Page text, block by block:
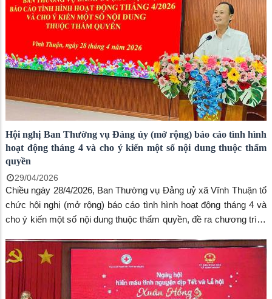
Hội nghị Ban Thường vụ Đảng ủy (mở rộng) báo cáo tình hình
hoạt động tháng 4 và cho ý kiến một số nội dung thuộc thẩm
quyền
29/04/2026
Chiều ngày 28/4/2026, Ban Thường vụ Đảng uỷ xã Vĩnh Thuận tổ
chức hội nghị (mở rộng) báo cáo tình hình hoạt động tháng 4 và
cho ý kiến một số nội dung thuộc thẩm quyền, đề ra chương trình
viên Ủy Ban kiểm tra Tỉnh ủy An Giang; đồng chí Lê Văn Đủ, Bí
thư Đảng ủy xã; đồng chí Võ Văn Kiệu, Phó Bí thư Thường trực
Đảng ủy, Chủ tịch HĐND xã; đồng chí Huỳnh Ngọc Nguyên, Phó
Bí Thư Đảng ủy, Chủ tịch UBND xã; cùng các đồng chí Ủy viên